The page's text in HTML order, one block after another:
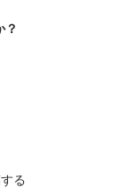
？
る